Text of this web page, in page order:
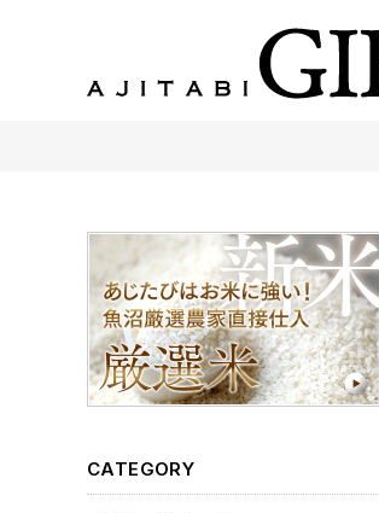
CATEGORY